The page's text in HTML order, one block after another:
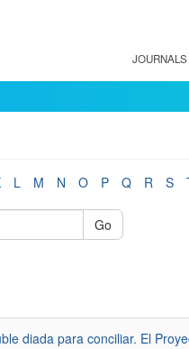
JOURNALS
L M N O P Q R S
Go
diada para conciliar. El